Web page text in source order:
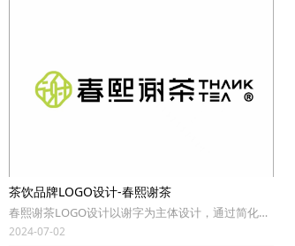
茶饮品牌LOGO设计-春熙谢茶
春熙谢茶LOGO设计以谢字为主体设计，通过简化笔画达到简约目的，融合中国风窗花设计，古典大气！整体VI风格突出“新鲜”清新的格调！
2024-07-02